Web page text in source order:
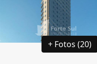
+ Fotos (20)